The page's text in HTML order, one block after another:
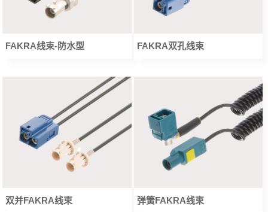
FAKRA线束-防水型 FAKRA双孔线束
双并FAKRA线束 弹簧FAKRA线束